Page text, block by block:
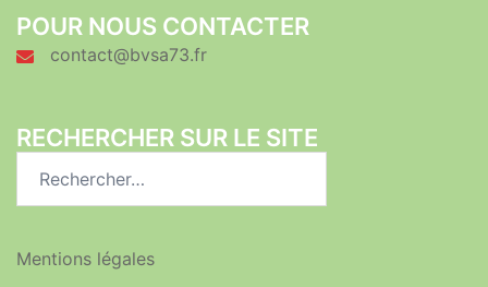
POUR NOUS CONTACTER
contact@bvsa73.fr
RECHERCHER SUR LE SITE
Mentions légales